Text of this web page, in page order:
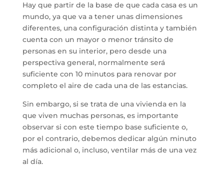
Hay que partir de la base de que cada casa es un
mundo, ya que va a tener unas dimensiones
diferentes, una configuración distinta y también
cuenta con un mayor o menor tránsito de
personas en su interior, pero desde una
perspectiva general, normalmente será
suficiente con 10 minutos para renovar por
completo el aire de cada una de las estancias.
Sin embargo, si se trata de una vivienda en la
que viven muchas personas, es importante
observar si con este tiempo base suficiente o,
por el contrario, debemos dedicar algún minuto
más adicional o, incluso, ventilar más de una vez
al día.